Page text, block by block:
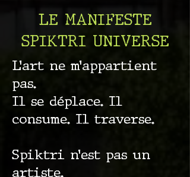
LE MANIFESTE
SPIKTRI UNIVERSE
L’art ne m’appartient
pas.
Il se déplace. Il
consume. Il traverse.
Spiktri n’est pas un
artiste.